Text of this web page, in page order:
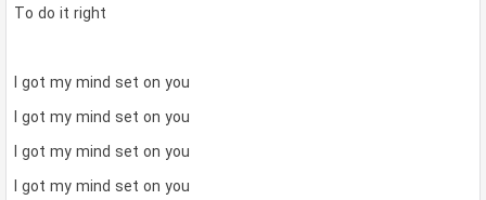
To do it right
I got my mind set on you
I got my mind set on you
I got my mind set on you
I got my mind set on you